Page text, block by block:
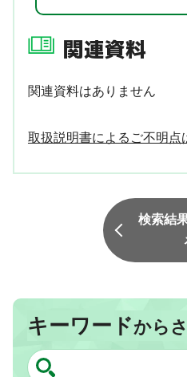
関連資料
関連資料はありません
取扱説明書によるご不明点
検索結
キーワードから